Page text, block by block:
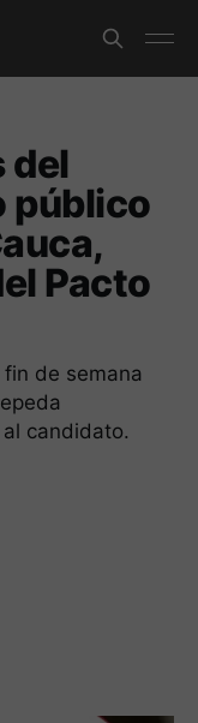
del
público
Pacto
de semana
candidato.